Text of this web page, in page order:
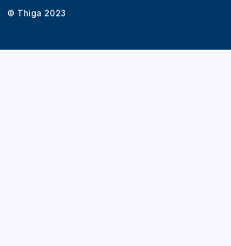
© Thiga 2023